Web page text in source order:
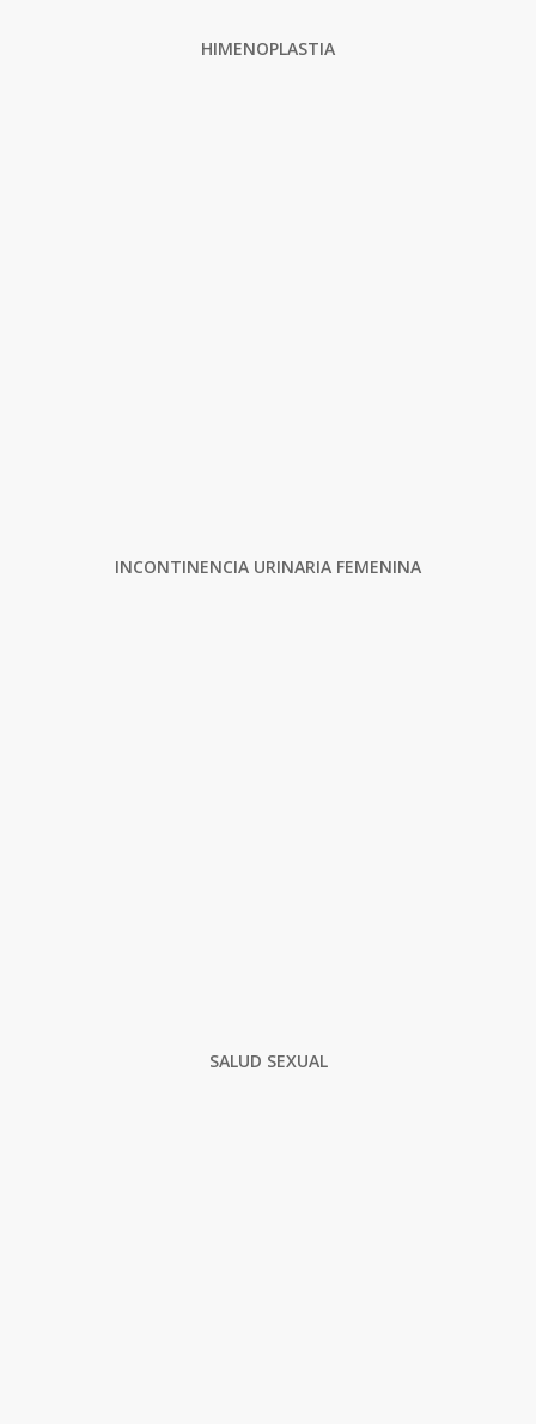
HIMENOPLASTIA
INCONTINENCIA URINARIA FEMENINA
SALUD SEXUAL